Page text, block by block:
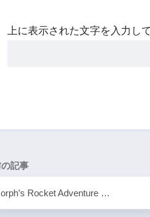
上に表示された文字を入力し
記事
Rocket Adventure …